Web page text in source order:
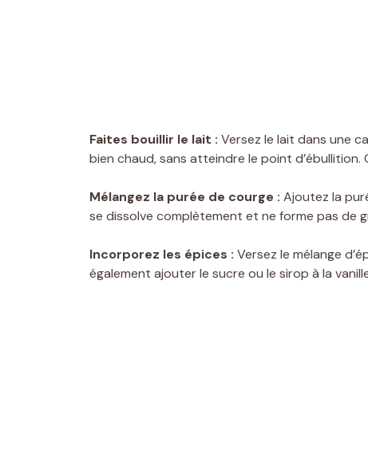
Faites bouillir le lait : Versez le lait dans une
bien chaud, sans atteindre le point
Mélangez la purée de courge : Ajoutez la
se dissolve complètement et ne forme pas de
Incorporez les épices : Versez le mélange
également ajouter le sucre ou le sirop à la